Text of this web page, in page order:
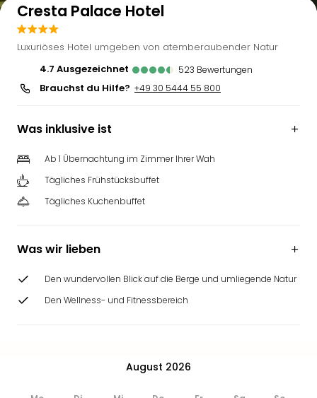
Cresta Palace Hotel
Luxuriöses Hotel umgeben von atemberaubender Natur
4.7
ausgezeichnet 523 Bewertungen
Brauchst du Hilfe? +49 30 5444 55 800
Was inklusive ist
Ab 1 Übernachtung im Zimmer Ihrer Wah
Tägliches Frühstücksbuffet
Tägliches Kuchenbuffet
Was wir lieben
Den wundervollen Blick auf die Berge und umliegende Natur
Den Wellness- und Fitnessbereich
August 2026